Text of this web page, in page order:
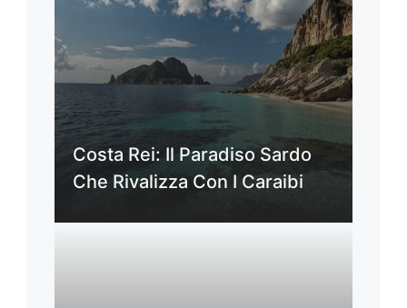
Costa Rei: Il Paradiso Sardo
Che Rivalizza Con I Caraibi